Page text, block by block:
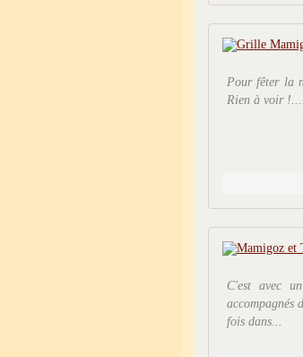
Pour fêter la
Rien à voir
C'est avec
accompagnés
fois dans...